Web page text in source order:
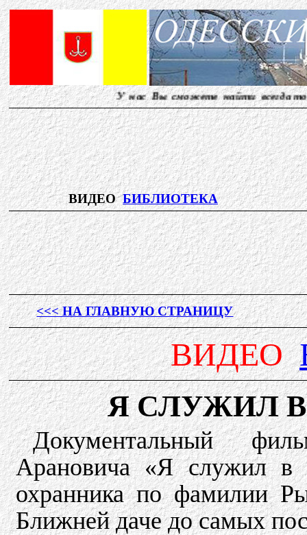
У нас Вы сможете найти всегда то, о
ВИДЕОБИБЛИОТЕКА
<<< НА ГЛАВНУЮ СТРАНИЦУ
ВИДЕО
Я СЛУЖИЛ
Документальный
Арановича «Я служил в
охранника по фамилии
Ближней даче до самых